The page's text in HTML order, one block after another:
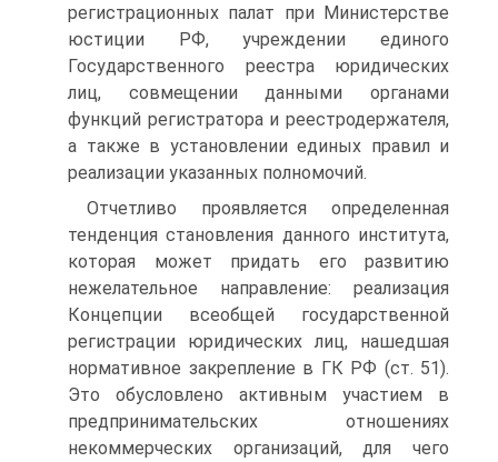
регистрационных палат при Министерстве
юстиции РФ, учреждении единого
Государственного реестра юридических
лиц, совмещении данными органами
функций регистратора и реестродержателя,
а также в установлении единых правил и
реализации указанных полномочий.
Отчетливо проявляется определенная
тенденция становления данного института,
которая может придать его развитию
нежелательное направление: реализация
Концепции всеобщей государственной
регистрации юридических лиц, нашедшая
нормативное закрепление в ГК РФ (ст. 51).
Это обусловлено активным участием в
предпринимательских отношениях
некоммерческих организаций, для чего